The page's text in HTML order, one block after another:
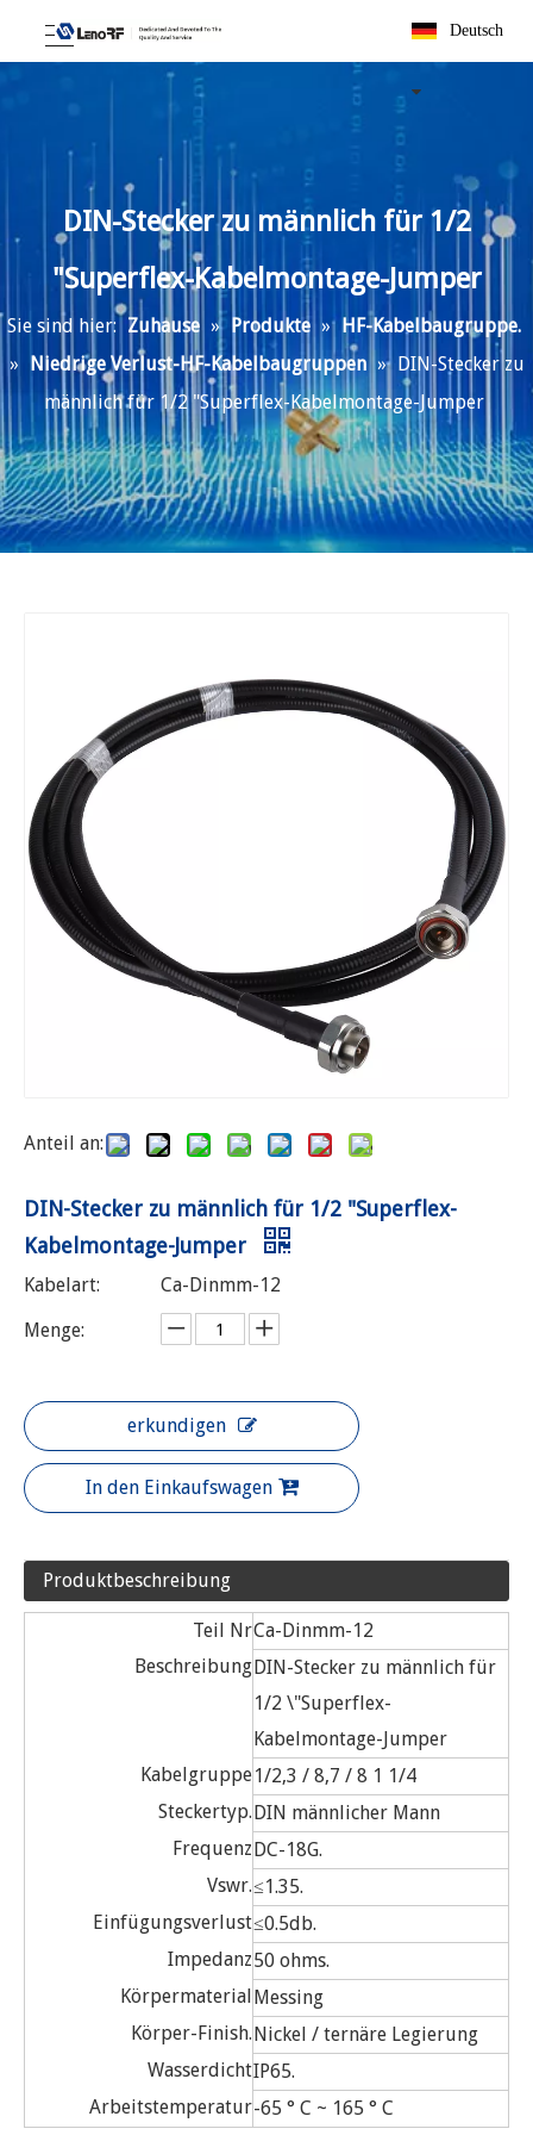
Deutsch
DIN-Stecker zu männlich für 1/2
"Superflex-Kabelmontage-Jumper
Sie sind hier: Zuhause » Produkte » HF-Kabelbaugruppe.
» Niedrige Verlust-HF-Kabelbaugruppen » DIN-Stecker zu
männlich für 1/2 "Superflex-Kabelmontage-Jumper
Anteil an:
DIN-Stecker zu männlich für 1/2 "Superflex-
Kabelmontage-Jumper
Kabelart:
Ca-Dinmm-12
Menge:
erkundigen
In den Einkaufswagen
Produktbeschreibung
Teil NrCa-Dinmm-12
BeschreibungDIN-Stecker zu männlich für
1/2 \"Superflex-
Kabelmontage-Jumper
Kabelgruppe1/2,3 / 8,7 / 8 1 1/4
Steckertyp.DIN männlicher Mann
FrequenzDC-18G.
Vswr.≤1.35.
Einfügungsverlust≤0.5db.
Impedanz50 ohms.
KörpermaterialMessing
Körper-Finish.Nickel / ternäre Legierung
WasserdichtIP65.
Arbeitstemperatur-65 ° C ~ 165 ° C